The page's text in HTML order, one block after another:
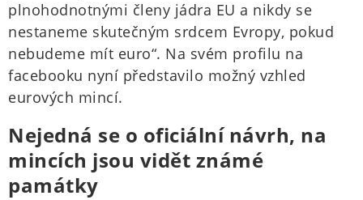
plnohodnotnými členy jádra EU a nikdy se
nestaneme skutečným srdcem Evropy, pokud
nebudeme mít euro“. Na svém profilu na
facebooku nyní představilo možný vzhled
eurových mincí.
Nejedná se o oficiální návrh, na
mincích jsou vidět známé
památky